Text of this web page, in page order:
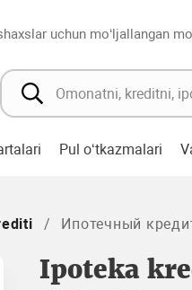
uchun mo‘ljallangan
Pul o‘tkazmalari
Ипотечный
Ipoteka